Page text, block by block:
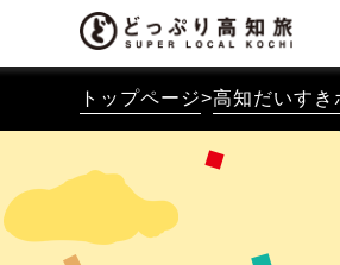
トップページ>高知だいすき